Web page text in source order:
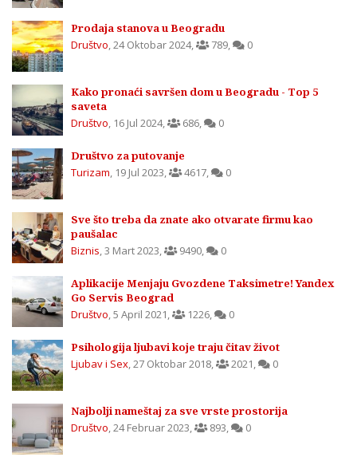
Prodaja stanova u Beogradu
Društvo,24 Oktobar 2024, 789, 0
Kako pronaći savršen dom u Beogradu - Top 5
saveta
Društvo, 16 Jul 2024, 686, 0
Društvo za putovanje
Turizam, 19 Jul 2023, 4617, 0
Sve što treba da znate ako otvarate firmu kao
paušalac
Biznis,3 Mart 2023, 9490, 0
Aplikacije Menjaju Gvozdene Taksimetre! Yandex
Go Servis Beograd
Društvo,5 April 2021, 1226, 0
Psihologija ljubavi koje traju čitav život
Ljubav i Sex,27 Oktobar 2018, 2021, 0
Najbolji nameštaj za sve vrste prostorija
Društvo,24 Februar 2023, 893, 0